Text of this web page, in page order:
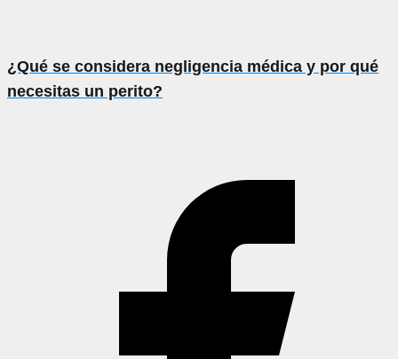
¿Qué se considera negligencia médica y por qué
necesitas un perito?